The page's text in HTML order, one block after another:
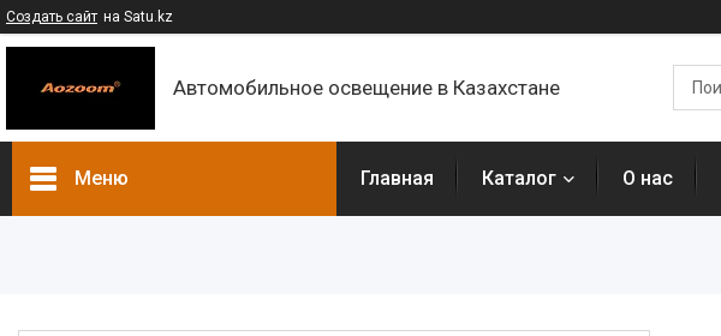
Создать сайт на Satu.kz
Автомобильное освещение в Казахстане
Меню Главная Каталог О нас